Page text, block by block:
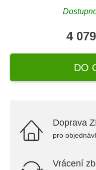
4
DO
Doprava
pro
Vrácení